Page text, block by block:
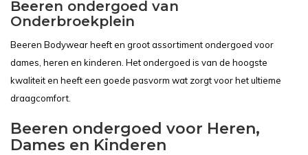
Beeren ondergoed van
Onderbroekplein
Beeren Bodywear heeft en groot assortiment ondergoed voor
dames, heren en kinderen. Het ondergoed is van de hoogste
kwaliteit en heeft een goede pasvorm wat zorgt voor het ultieme
draagcomfort.
Beeren ondergoed voor Heren,
Dames en Kinderen